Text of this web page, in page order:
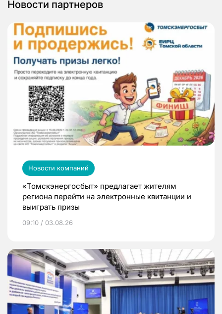
Новости партнеров
Новости компаний
«Томскэнергосбыт» предлагает жителям
региона перейти на электронные квитанции и
выиграть призы
09:10 / 03.08.26